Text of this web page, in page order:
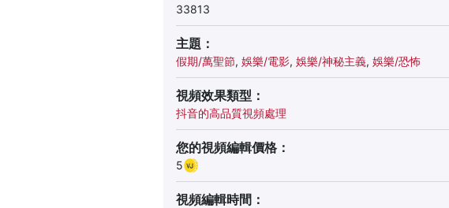
33813
主題：
假期/萬聖節, 娛樂/電影, 娛樂/神秘主義, 娛樂/恐怖
視頻效果類型：
抖音的高品質視頻處理
您的視頻編輯價格：
5
視頻編輯時間：